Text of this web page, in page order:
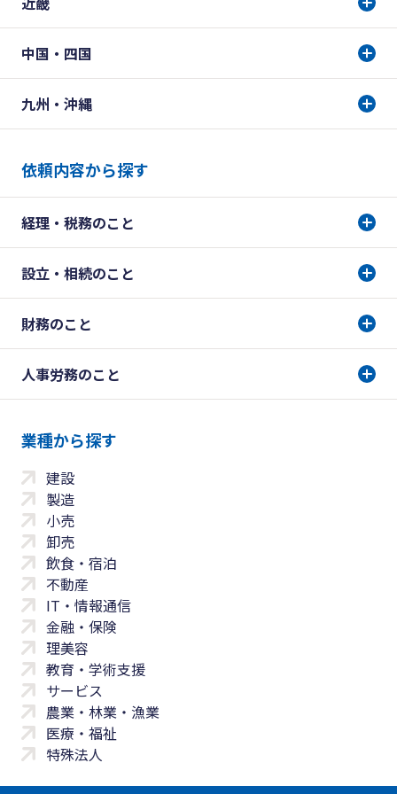
中国・四国
九州・沖縄
依頼内容から探す
経理・税務のこと
設立・相続のこと
財務のこと
人事労務のこと
業種から探す
建設
製造
小売
卸売
飲食・宿泊
不動産
IT・情報通信
金融・保険
理美容
教育・学術支援
サービス
農業・林業・漁業
医療・福祉
特殊法人